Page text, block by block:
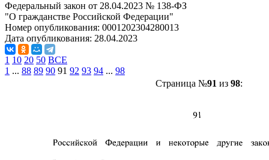
Федеральный закон от 28.04.2023 № 138-ФЗ
"О гражданстве Российской Федерации"
Номер опубликования: 0001202304280013
Дата опубликования: 28.04.2023
1 10 20 50 ВСЕ
1 ... 88 89 90 91 92 93 94 ... 98
Страница №91 из 98: